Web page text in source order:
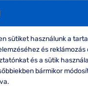
a modern
nyújtsanak. A
sütiket használunk a
és
és a sütik
bármikor